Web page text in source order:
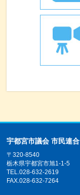
宇都宮市議会 市民連合
〒320-8540
栃木県宇都宮市旭1-1-5
TEL.028-632-2619
FAX.028-632-7264